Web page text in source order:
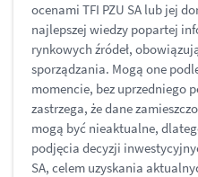
ocenami TFI PZU SA lub jej
najlepszej wiedzy popartej
rynkowych źródeł,
sporządzania. Mogą one
momencie, bez uprzedniego
zastrzega, że dane
mogą być nieaktualne,
podjęcia decyzji
SA, celem uzyskania